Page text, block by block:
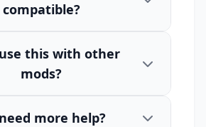
compatible?
this with other
mods?
more help?